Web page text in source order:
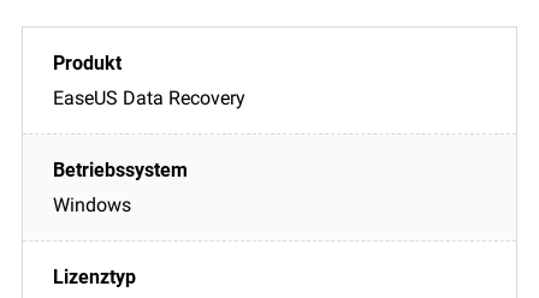
EaseUS Data Recovery
Windows